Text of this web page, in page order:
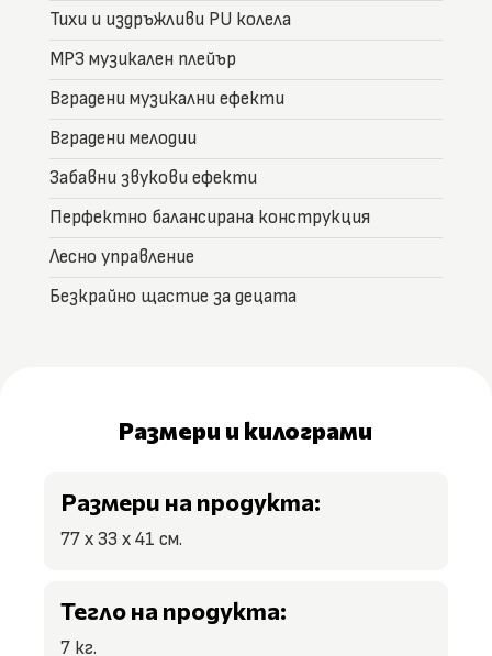
Тихи и издръжливи PU колела
MP3 музикален плейър
Вградени музикални ефекти
Вградени мелодии
Забавни звукови ефекти
Перфектно балансирана конструкция
Лесно управление
Безкрайно щастие за децата
Размери и килограми
Размери на продукта:
77 х 33 х 41 см.
Тегло на продукта:
7 кг.